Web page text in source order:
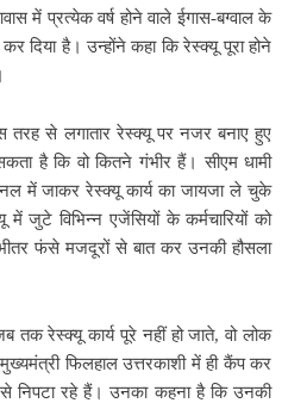
में प्रत्येक वर्ष होने वाले ईगास-बग्वाल के
दिया है। उन्होंने कहा कि रेस्क्यू पूरा होने
तरह से लगातार रेस्क्यू पर नजर बनाए हुए
है कि वो कितने गंभीर हैं। सीएम धामी
में जाकर रेस्क्यू कार्य का जायजा ले चुके
जुटे विभिन्न एजेंसियों के कर्मचारियों को
फंसे मजदूरों से बात कर उनकी हौसला
तक रेस्क्यू कार्य पूरे नहीं हो जाते, वो लोक
मुख्यमंत्री फिलहाल उत्तरकाशी में ही कैंप कर
निपटा रहे हैं। उनका कहना है कि उनकी